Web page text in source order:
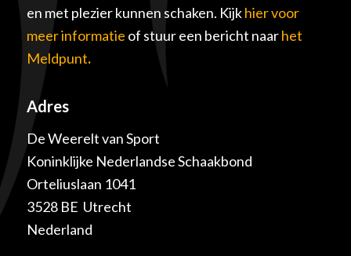
en met plezier kunnen schaken. Kijkhier voor
meer informatie of stuur een bericht naarhet
Meldpunt.
Adres
De Weerelt van Sport
Koninklijke Nederlandse Schaakbond
Orteliuslaan 1041
3528 BE Utrecht
Nederland